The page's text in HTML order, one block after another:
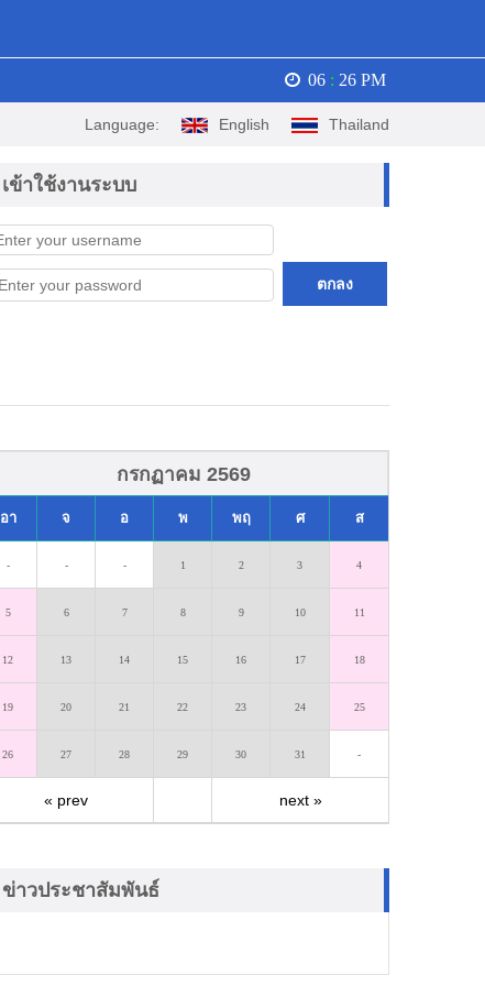
06 : 26 PM
Language: English Thailand
เข้าใช้งานระบบ
ตกลง
กรกฏาคม 2569
อา จ อ พ พฤ ศ ส
- - - 1 2 3 4
5 6 7 8 9 10 11
12 13 14 15 16 17 18
19 20 21 22 23 24 25
26 27 28 29 30 31 -
« prev next »
ข่าวประชาสัมพันธ์